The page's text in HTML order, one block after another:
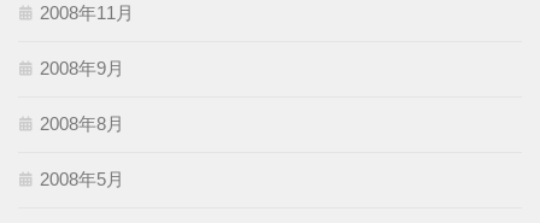
2008年11月
2008年9月
2008年8月
2008年5月